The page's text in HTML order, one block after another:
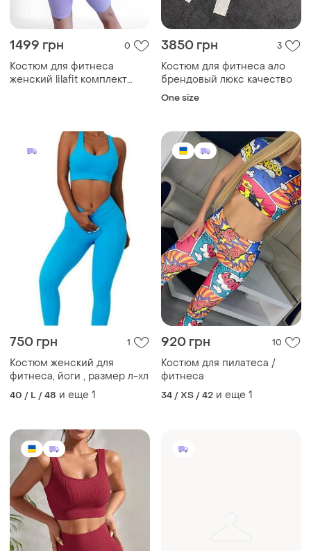
1499 грн 0
Костюм для фитнеса
женский lilafit комплект
3850 грн 3
Костюм для фитнеса ало
брендовый люкс качество
One size
750 грн 1
Костюм женский для
фитнеса, йоги , размер л-хл
40 / L / 48 и еще 1
920 грн 10
Костюм для пилатеса /
фитнеса
34 / XS / 42 и еще 1